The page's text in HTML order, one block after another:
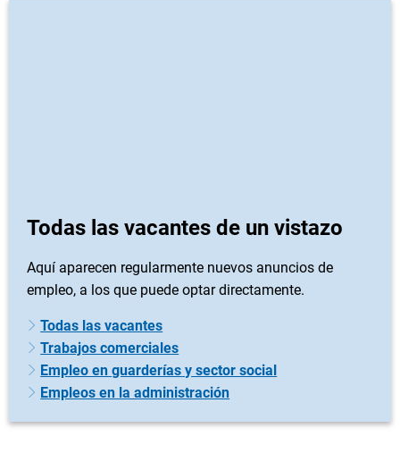
Todas las vacantes de un vistazo
Aquí aparecen regularmente nuevos anuncios de
empleo, a los que puede optar directamente.
Todas las vacantes
Trabajos comerciales
Empleo en guarderías y sector social
Empleos en la administración